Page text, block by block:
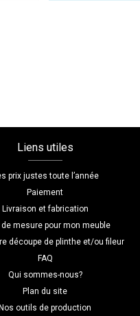
Liens utiles
prix justes toute l’année
Paiement
Livraison et fabrication
de mesure pour mon meuble
découpe de plinthe et/ou fileur
FAQ
Qui sommes-nous?
Plan du site
Nos outils de production